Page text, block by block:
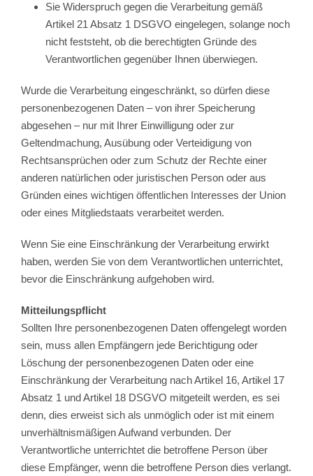
Sie Widerspruch gegen die Verarbeitung gemäß
Artikel 21 Absatz 1 DSGVO eingelegen, solange noch
nicht feststeht, ob die berechtigten Gründe des
Verantwortlichen gegenüber Ihnen überwiegen.
Wurde die Verarbeitung eingeschränkt, so dürfen diese
personenbezogenen Daten – von ihrer Speicherung
abgesehen – nur mit Ihrer Einwilligung oder zur
Geltendmachung, Ausübung oder Verteidigung von
Rechtsansprüchen oder zum Schutz der Rechte einer
anderen natürlichen oder juristischen Person oder aus
Gründen eines wichtigen öffentlichen Interesses der Union
oder eines Mitgliedstaats verarbeitet werden.
Wenn Sie eine Einschränkung der Verarbeitung erwirkt
haben, werden Sie von dem Verantwortlichen unterrichtet,
bevor die Einschränkung aufgehoben wird.
Mitteilungspflicht
Sollten Ihre personenbezogenen Daten offengelegt worden
sein, muss allen Empfängern jede Berichtigung oder
Löschung der personenbezogenen Daten oder eine
Einschränkung der Verarbeitung nach Artikel 16, Artikel 17
Absatz 1 und Artikel 18 DSGVO mitgeteilt werden, es sei
denn, dies erweist sich als unmöglich oder ist mit einem
unverhältnismäßigen Aufwand verbunden. Der
Verantwortliche unterrichtet die betroffene Person über
diese Empfänger, wenn die betroffene Person dies verlangt.